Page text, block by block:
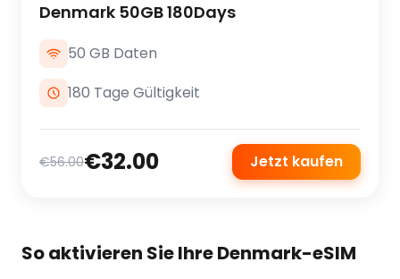
Denmark 50GB 180Days
50 GB Daten
180 Tage Gültigkeit
€56.00€32.00 Jetzt kaufen
So aktivieren Sie Ihre Denmark-eSIM